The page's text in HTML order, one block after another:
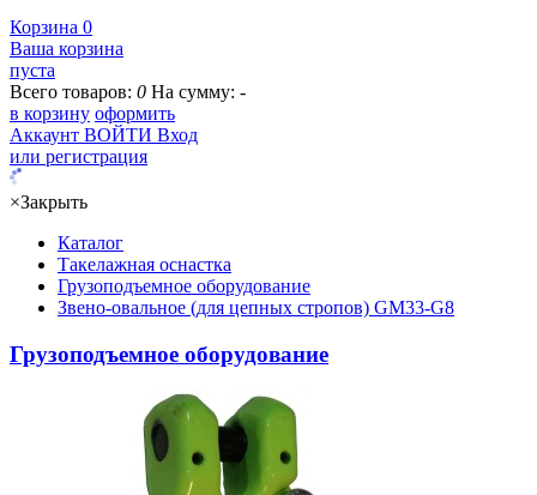
Корзина 0
Ваша корзина
пуста
Всего товаров: 0 На сумму: -
в корзину оформить
Аккаунт ВОЙТИ Вход
или регистрация
×Закрыть
Каталог
Такелажная оснастка
Грузоподъемное оборудование
Звено-овальное (для цепных стропов) GM33-G8
Грузоподъемное оборудование